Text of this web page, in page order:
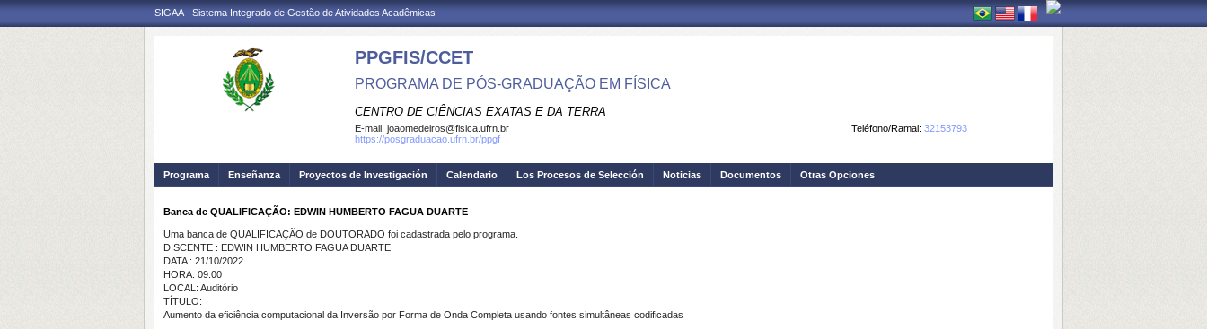
SIGAA - Sistema Integrado de Gestão de Atividades Acadêmicas
PPGFIS/CCET
PROGRAMA DE PÓS-GRADUAÇÃO EM FÍSICA
CENTRO DE CIÊNCIAS EXATAS E DA TERRA
Teléfono/Ramal: 32153793
E-mail: joaomedeiros@fisica.ufrn.br
https://posgraduacao.ufrn.br/ppgf
Programa Enseñanza Proyectos de Investigación Calendario Los Procesos de Selección Noticias Documentos Otras Opciones
Banca de QUALIFICAÇÃO: EDWIN HUMBERTO FAGUA DUARTE
Uma banca de QUALIFICAÇÃO de DOUTORADO foi cadastrada pelo programa.
DISCENTE : EDWIN HUMBERTO FAGUA DUARTE
DATA : 21/10/2022
HORA: 09:00
LOCAL: Auditório
TÍTULO:
Aumento da eficiência computacional da Inversão por Forma de Onda Completa usando fontes simultâneas codificadas